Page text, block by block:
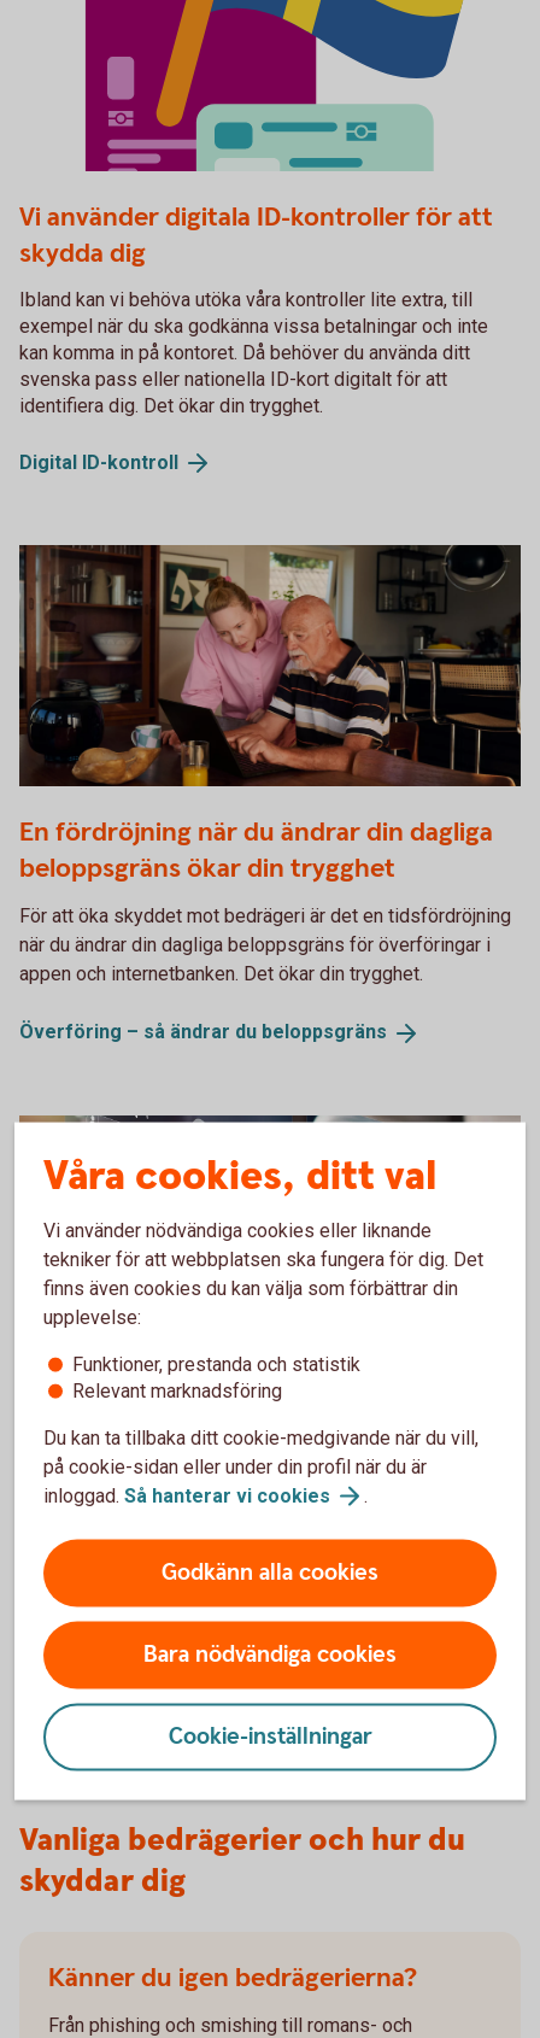
Vi använder digitala ID-kontroller för att
skydda dig
Ibland kan vi behöva utöka våra kontroller lite extra, till
exempel när du ska godkänna vissa betalningar och inte
kan komma in på kontoret. Då behöver du använda ditt
svenska pass eller nationella ID-kort digitalt för att
identifiera dig. Det ökar din trygghet.
Digital ID-kontroll
En fördröjning när du ändrar din dagliga
beloppsgräns ökar din trygghet
För att öka skyddet mot bedrägeri är det en tidsfördröjning
när du ändrar din dagliga beloppsgräns för överföringar i
appen och internetbanken. Det ökar din trygghet.
Överföring – så ändrar du beloppsgräns
bedrageri-2
Trygghetskonto – ökat skydd mot
bedrägerier
Ett manuellt konto i din digitala värld. Där ditt sparkapital är
Du ser kontot i internetbanken, men kan inte själv göra uttag
eller överföringar via denna kanal. Uttag görs via säkert
meddelande i internetbanken och har en fördröjning på 3
bankdagar.
Trygghetskonto – läsmer
Vanliga bedrägerier och hur du
skyddar dig
Känner du igen bedrägerierna?
Från phishing och smishing till romans- och
Våra cookies, ditt val
Vi använder nödvändiga cookies eller liknande
tekniker för att webbplatsen ska fungera för dig. Det
finns även cookies du kan välja som förbättrar din
upplevelse:
Funktioner, prestanda och statistik
Relevant marknadsföring
Du kan ta tillbaka ditt cookie-medgivande när du vill,
på cookie-sidan eller under din profil när du är
inloggad. Så hanterar vi cookies .
Godkänn alla cookies
Bara nödvändiga cookies
Cookie-inställningar